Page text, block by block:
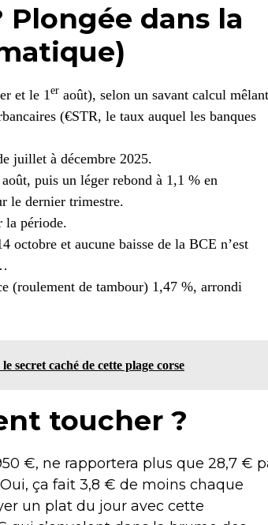
dans la
et le 1 er août), selon un savant calcul mêlant
(€STR, le taux auquel les banques
juillet à décembre 2025.
puis un léger rebond à 1,1 % en
le dernier trimestre.
la période.
octobre et aucune baisse de la BCE n’est
(roulement de tambour) 1,47 %, arrondi
secret caché de cette plage corse
toucher ?
€, ne rapportera plus que 28,7 €
ça fait 3,8 € de moins chaque
un plat du jour avec cette